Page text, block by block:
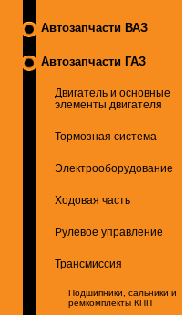
Автозапчасти ВАЗ
Автозапчасти ГАЗ
Двигатель и основные
элементы двигателя
Тормозная система
Электрооборудование
Ходовая часть
Рулевое управление
Трансмиссия
Подшипники, сальники и
ремкомплекты КПП